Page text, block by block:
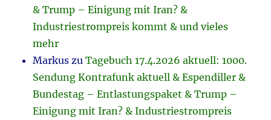
& Trump – Einigung mit Iran? &
Industriestrompreis kommt & und vieles
mehr
Markus zuTagebuch 17.4.2026 aktuell: 1000.
Sendung Kontrafunk aktuell & Espendiller &
Bundestag – Entlastungspaket & Trump –
Einigung mit Iran? & Industriestrompreis